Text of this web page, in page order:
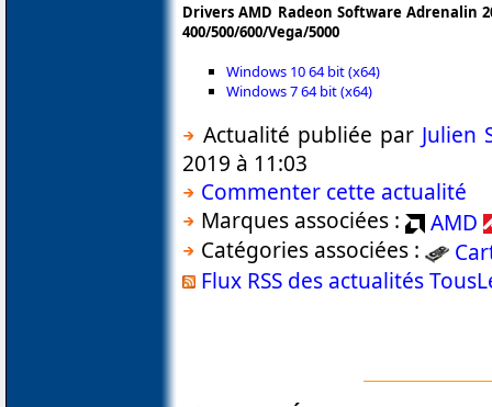
Drivers AMD Radeon Software Adrenalin
400/500/600/Vega/5000
Windows 10 64 bit (x64)
Windows 7 64 bit (x64)
Actualité publiée par Julien
2019 à 11:03
Commenter cette actualité
Marques associées :
AMD
Catégories associées :
Flux RSS des actualités